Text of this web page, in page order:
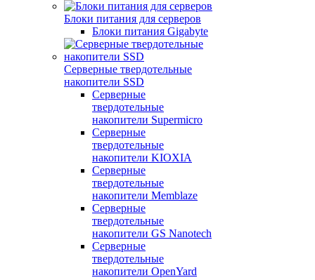
Блоки питания для серверов
Блоки питания Gigabyte
Серверные твердотельные
накопители SSD
Cерверные
твердотельные
накопители Supermicro
Cерверные
твердотельные
накопители KIOXIA
Cерверные
твердотельные
накопители Memblaze
Cерверные
твердотельные
накопители GS Nanotech
Серверные
твердотельные
накопители OpenYard